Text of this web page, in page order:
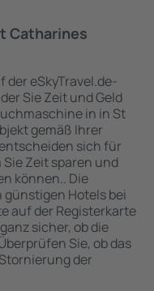
Catharines
eSkyTravel.de-
Sie Zeit und Geld
in in St
gemäß Ihrer
sich für
Sie Zeit sparen und
können.. Die
Hotels bei
auf der Registerkarte
sicher, ob die
Sie, ob das
der